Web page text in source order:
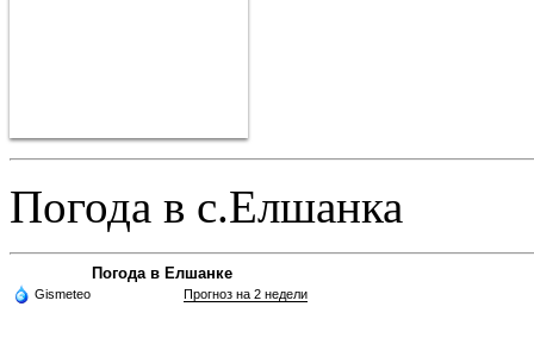
Погода в с.Елшанка
Погода в Елшанке
Gismeteo Прогноз на 2 недели